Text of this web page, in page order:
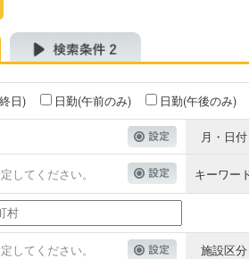
日) 日勤(午前のみ) 日勤(午後のみ)
月・日付
してください。 キーワー
してください。 施設区分